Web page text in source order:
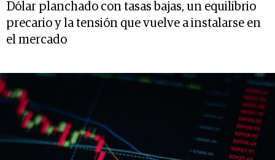
Dólar planchado con tasas bajas, un equilibrio
precario y la tensión que vuelve a instalarse en
el mercado